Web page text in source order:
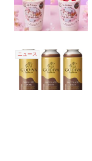
ニュース